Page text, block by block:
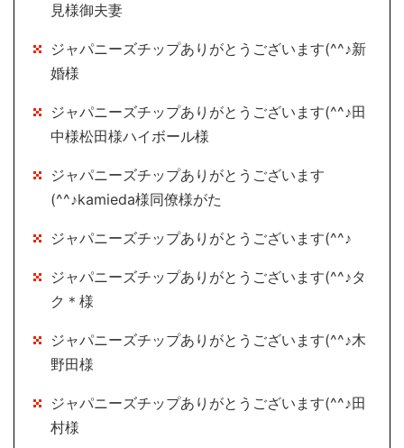
見様御夫妻
ジャパニーズチップありがとうございます(^^♪新
婚様
ジャパニーズチップありがとうございます(^^♪田
中様松田様ハイボール様
ジャパニーズチップありがとうございます
(^^♪kamieda様同僚様がた
ジャパニーズチップありがとうございます(^^♪
ジャパニーズチップありがとうございます(^^♪タ
ク＊様
ジャパニーズチップありがとうございます(^^♪木
野田様
ジャパニーズチップありがとうございます(^^♪田
村様